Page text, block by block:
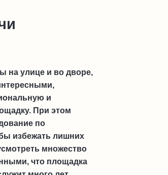
на улице и во дворе,
и
При этом
по
избежать лишних
множество
что площадка